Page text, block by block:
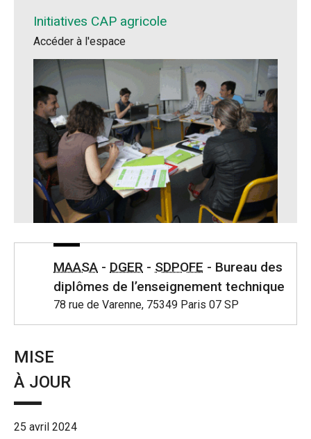
Initiatives CAP agricole
Accéder à l'espace
MAASA - DGER - SDPOFE - Bureau des
diplômes de l’enseignement technique
78 rue de Varenne, 75349 Paris 07 SP
MISE
À JOUR
25 avril 2024